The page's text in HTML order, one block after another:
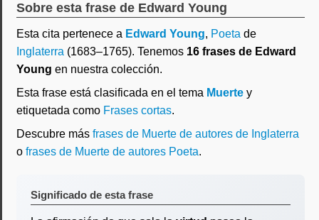
Sobre esta frase de Edward Young
Esta cita pertenece a Edward Young, Poeta de
Inglaterra (1683–1765). Tenemos 16 frases de Edward
Young en nuestra colección.
Esta frase está clasificada en el tema Muerte y
etiquetada como Frases cortas.
Descubre más frases de Muerte de autores de Inglaterra
o frases de Muerte de autores Poeta.
Significado de esta frase